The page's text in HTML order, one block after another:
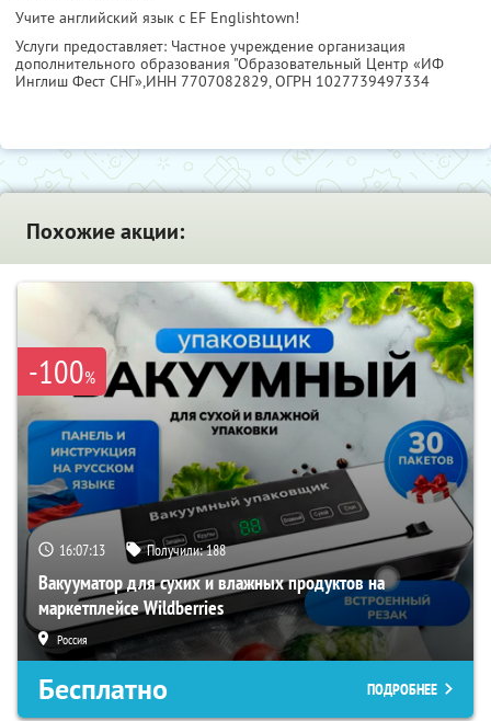
Учите английский язык с EF Englishtown!
Услуги предоставляет: Частное учреждение организация
дополнительного образования "Образовательный Центр «ИФ
Инглиш Фест СНГ»,ИНН 7707082829, ОГРН 1027739497334
Похожие акции:
-100%
16:07:12 Получили:188
Вакууматор для сухих и влажных продуктов на
маркетплейсе Wildberries
Россия
Бесплатно ПОДРОБНЕЕ